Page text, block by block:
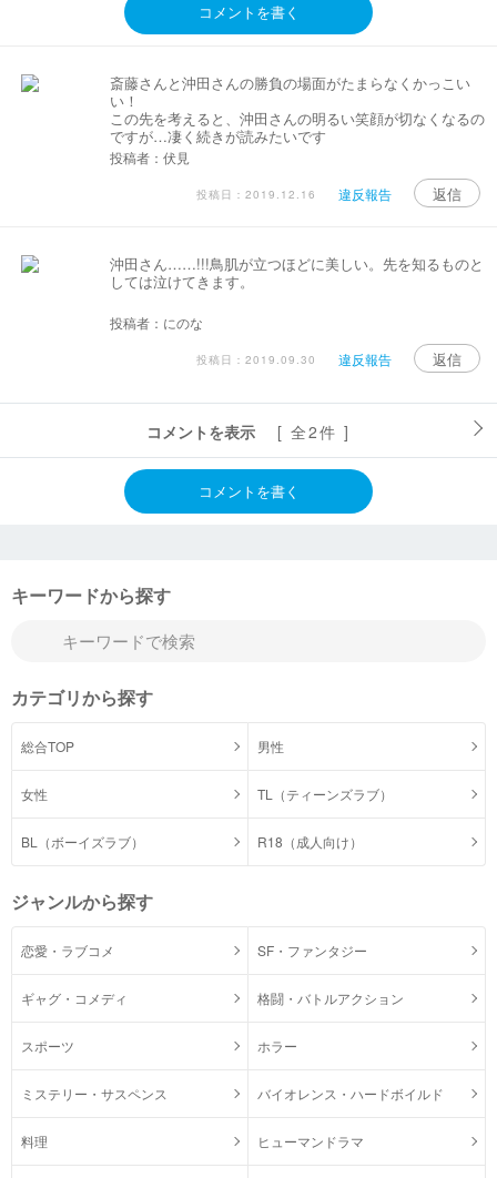
コメントを書く
斎藤さんと沖田さんの勝負の場面がたまらなくかっこい
い！
この先を考えると、沖田さんの明るい笑顔が切なくなるの
ですが…凄く続きが読みたいです
投稿者：伏見
投稿日：2019.12.16 違反報告 返信
沖田さん……!!!鳥肌が立つほどに美しい。先を知るものと
しては泣けてきます。
投稿者：にのな
投稿日：2019.09.30 違反報告 返信
コメントを表示 [ 全2件 ]
コメントを書く
キーワードから探す
カテゴリから探す
総合TOP 男性
女性 TL（ティーンズラブ）
BL（ボーイズラブ） R18（成人向け）
ジャンルから探す
恋愛・ラブコメ SF・ファンタジー
ギャグ・コメディ 格闘・バトルアクション
スポーツ ホラー
ミステリー・サスペンス バイオレンス・ハードボイルド
料理 ヒューマンドラマ